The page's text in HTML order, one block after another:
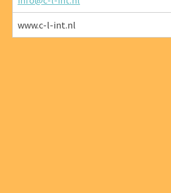
www.c-l-int.nl